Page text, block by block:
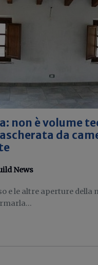
non è volume
da
News
e le altre aperture della